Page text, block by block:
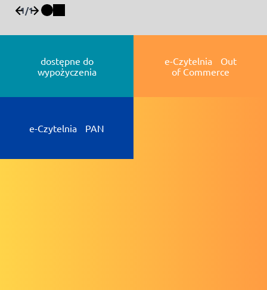
1/1
dostępne do
wypożyczenia
e-Czytelnia Out
of Commerce
e-Czytelnia PAN